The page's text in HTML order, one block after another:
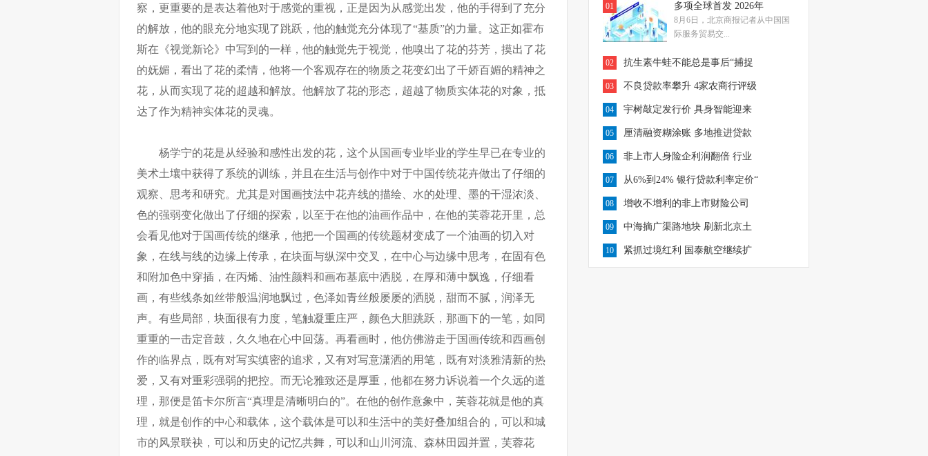
察，更重要的是表达着他对于感觉的重视，正是因为从感觉出发，他的手得到了充分
的解放，他的眼充分地实现了跳跃，他的触觉充分体现了“基质”的力量。这正如霍布
斯在《视觉新论》中写到的一样，他的触觉先于视觉，他嗅出了花的芬芳，摸出了花
的妩媚，看出了花的柔情，他将一个客观存在的物质之花变幻出了千娇百媚的精神之
花，从而实现了花的超越和解放。他解放了花的形态，超越了物质实体花的对象，抵
达了作为精神实体花的灵魂。
杨学宁的花是从经验和感性出发的花，这个从国画专业毕业的学生早已在专业的
美术土壤中获得了系统的训练，并且在生活与创作中对于中国传统花卉做出了仔细的
观察、思考和研究。尤其是对国画技法中花卉线的描绘、水的处理、墨的干湿浓淡、
色的强弱变化做出了仔细的探索，以至于在他的油画作品中，在他的芙蓉花开里，总
会看见他对于国画传统的继承，他把一个国画的传统题材变成了一个油画的切入对
象，在线与线的边缘上传承，在块面与纵深中交叉，在中心与边缘中思考，在固有色
和附加色中穿插，在丙烯、油性颜料和画布基底中洒脱，在厚和薄中飘逸，仔细看
画，有些线条如丝带般温润地飘过，色泽如青丝般屡屡的洒脱，甜而不腻，润泽无
声。有些局部，块面很有力度，笔触凝重庄严，颜色大胆跳跃，那画下的一笔，如同
重重的一击定音鼓，久久地在心中回荡。再看画时，他仿佛游走于国画传统和西画创
作的临界点，既有对写实缜密的追求，又有对写意潇洒的用笔，既有对淡雅清新的热
爱，又有对重彩强弱的把控。而无论雅致还是厚重，他都在努力诉说着一个久远的道
理，那便是笛卡尔所言“真理是清晰明白的”。在他的创作意象中，芙蓉花就是他的真
理，就是创作的中心和载体，这个载体是可以和生活中的美好叠加组合的，可以和城
市的风景联袂，可以和历史的记忆共舞，可以和山川河流、森林田园并置，芙蓉花
01 多项全球首发 2026年
8月6日，北京商报记者从中国国
际服务贸易交...
02 抗生素牛蛙不能总是事后“捕捉
03 不良贷款率攀升 4家农商行评级
04 宇树敲定发行价 具身智能迎来
05 厘清融资糊涂账 多地推进贷款
06 非上市人身险企利润翻倍 行业
07 从6%到24% 银行贷款利率定价“
08 增收不增利的非上市财险公司
09 中海摘广渠路地块 刷新北京土
10 紧抓过境红利 国泰航空继续扩